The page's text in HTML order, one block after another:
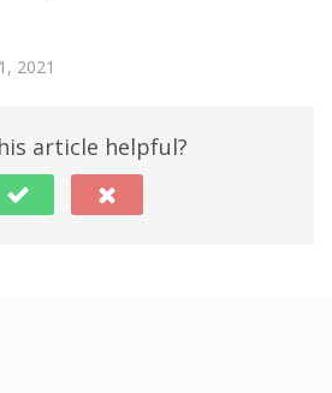
2021
article helpful?